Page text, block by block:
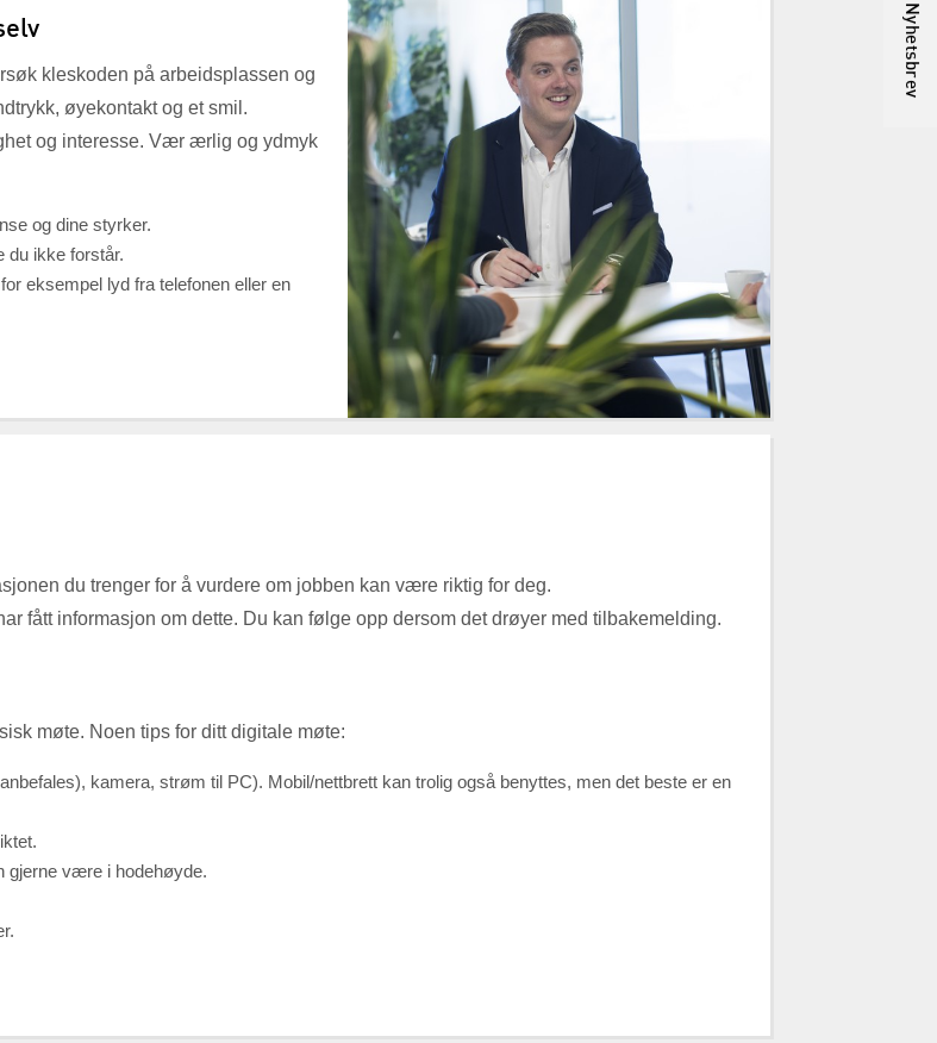
kleskoden på arbeidsplassen og
øyekontakt og et smil.
og interesse. Vær ærlig og ydmyk
og dine styrker.
du ikke forstår.
eksempel lyd fra telefonen eller en
du trenger for å vurdere om jobben kan være riktig for deg.
fått informasjon om dette. Du kan følge opp dersom det drøyer med tilbakemelding.
møte. Noen tips for ditt digitale møte:
kamera, strøm til PC). Mobil/nettbrett kan trolig også benyttes, men det beste er en
gjerne være i hodehøyde.
Nyhetsbrev